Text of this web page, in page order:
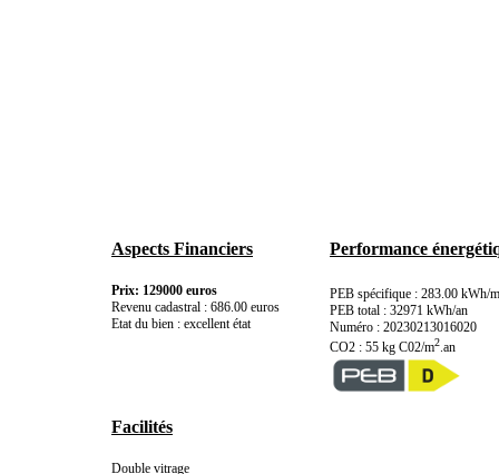
Aspects Financiers
Prix: 129000 euros
Revenu cadastral : 686.00 euros
Etat du bien : excellent état
Performance
PEB spécifique : 283.00 kWh/m
PEB total : 32971 kWh/an
Numéro : 20230213016020
CO2 : 55 kg C02/m2.an
Facilités
Double vitrage